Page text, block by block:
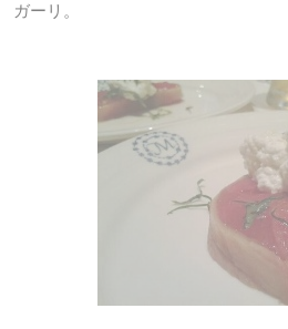
ガーリ。